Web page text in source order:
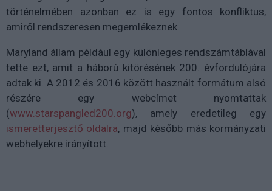
történelmében azonban ez is egy fontos konfliktus,
amiről rendszeresen megemlékeznek.
Maryland állam például egy különleges rendszámtáblával
tette ezt, amit a háború kitörésének 200. évfordulójára
adtak ki. A 2012 és 2016 között használt formátum alsó
részére egy webcímet nyomtattak
(www.starspangled200.org), amely eredetileg egy
ismeretterjesztő oldalra, majd később más kormányzati
webhelyekre irányított.